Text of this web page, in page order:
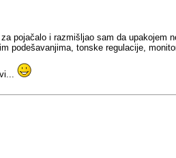
pojačalo i razmišljao sam da upakojem
tonske regulacije,